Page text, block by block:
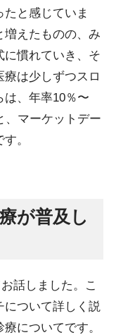
と感じていま
増えたものの、み
に慣れていき、そ
は少しずつスロ
は、年率10％〜
、マーケットデー
。
が普及し
話しました。こ
について詳しく説
についてです。